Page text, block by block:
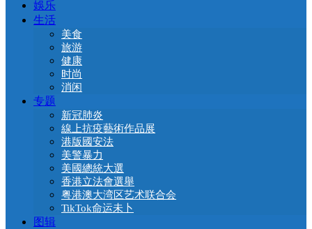
娛乐
生活
美食
旅游
健康
时尚
消闲
专题
新冠肺炎
線上抗疫藝術作品展
港版國安法
美警暴力
美國總統大選
香港立法會選舉
粤港澳大湾区艺术联合会
TikTok命运未卜
图辑